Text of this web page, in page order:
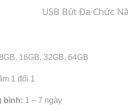
USB Bút Đa Chức
16GB, 32GB, 64GB
1 đổi 1
bình: 1 – 7 ngày